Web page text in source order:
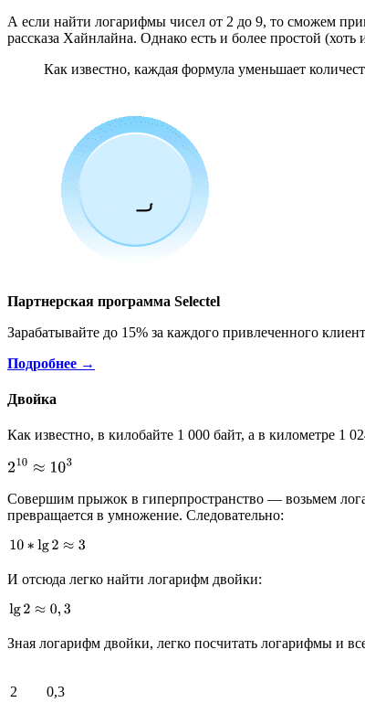
А если найти логарифмы чисел от 2 до 9, то сможем
рассказа Хайнлайна. Однако есть и более простой
Как известно, каждая формула уменьшает
Партнерская программа Selectel
Зарабатывайте до 15% за каждого привлеченного
Подробнее →
Двойка
Как известно, в килобайте 1 000 байт, а в километре 1
Совершим прыжок в гиперпространство — возьмем
превращается в умножение. Следовательно:
И отсюда легко найти логарифм двойки:
Зная логарифм двойки, легко посчитать логарифмы и
2 0,3